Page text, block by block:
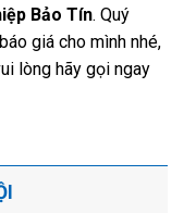
Bảo Tín. Quý
giá cho mình nhé,
lòng hãy gọi ngay